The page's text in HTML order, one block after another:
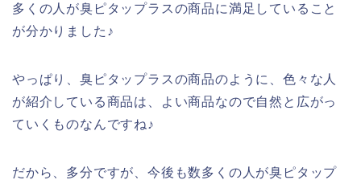
多くの人が臭ピタップラスの商品に満足していること
が分かりました♪
やっぱり、臭ピタップラスの商品のように、色々な人
が紹介している商品は、よい商品なので自然と広がっ
ていくものなんですね♪
だから、多分ですが、今後も数多くの人が臭ピタップ